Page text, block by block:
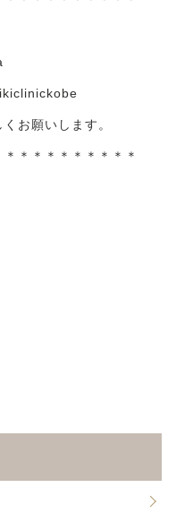
お願いします。
＊＊＊＊＊＊＊＊＊